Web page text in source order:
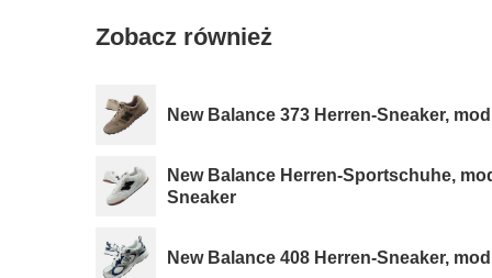
Zobacz również
New Balance 373 Herren-Sneaker,
New Balance Herren-Sportschuhe,
Sneaker
New Balance 408 Herren-Sneaker,